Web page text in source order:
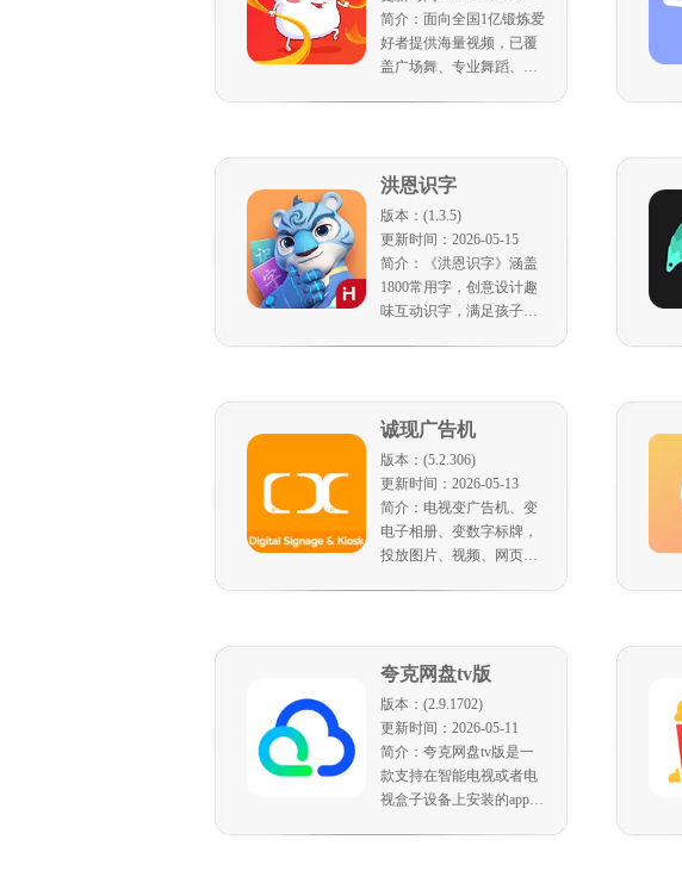
简介：面向全国1亿锻炼爱
好者提供海量视频，已覆
盖广场舞、专业舞蹈、健
行经典网红完整版舞蹈视
频大全，成为全国舞友受
欢迎的爱舞者聚集地。专
为中老年人群精研定制，
致力于为广大中老年人提
供更健康，更科学，更贴
洪恩识字
版本：(1.3.5)
更新时间：2026-05-15
简介：《洪恩识字》涵盖
1800常用字，创意设计趣
味互动识字，满足孩子汉
不同的形式，让孩子在丰
富的趣味互动与快乐操作
中认识汉字。《洪恩识
字》配套130本原创阅读绘
本，由浅入深，让孩子在
阅读中认识和理解汉字。
诚现广告机
版本：(5.2.306)
更新时间：2026-05-13
简介：电视变广告机、变
电子相册、变数字标牌，
投放图片、视频、网页等
务。诚现广告机适用于商
超、餐厅、奶茶店、培训
机构、政企场所等的宣传
素材投放，尤其适用于拥
有大屏设备数量较多的大
型连锁店铺，诚现广告机
夸克网盘tv版
版本：(2.9.1702)
更新时间：2026-05-11
简介：夸克网盘tv版是一
款支持在智能电视或者电
视盒子设备上安装的app，